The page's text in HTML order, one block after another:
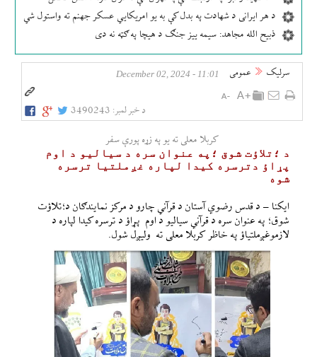
د هر ایرانی د شهادت په بدل کې به یو امریکایي عسکر جهنم ته واستول شي
ذبیح الله مجاهد: سیمه ییز جنګ د هیچا په ګټه نه دی
سرلیک عمومی 11:01 - December 02, 2024
د خبر لمبر: 3490243
کربلا معلی ته یو په زړه پورې سفر
د ؛تلاؤت شوق ؛په عنوان سره د سیالیو د اوم
پړاؤ دترسره کیدا لپاره غږملتیا ترسره
شوه
ایکنا – د قدس رضوي آستان د قرآني چارو د مرکز نمایندګان د؛تلاؤت
شوق؛ په عنوان سره د قرآني سیالیو د اوم پړاؤ د ترسره کیدا لپاره د
لازموغږملتیاؤ په خاظر کربلا معلی ته ولیږل شول.